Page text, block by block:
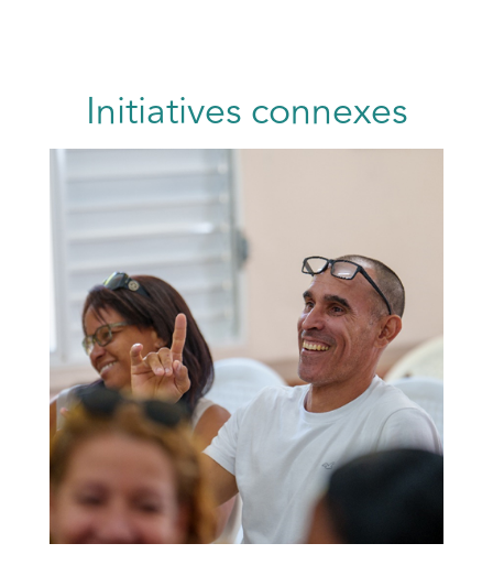
Initiatives connexes